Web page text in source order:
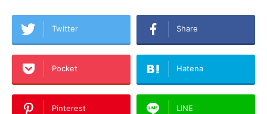
Twitter Share
Pocket Hatena
Pinterest LINE